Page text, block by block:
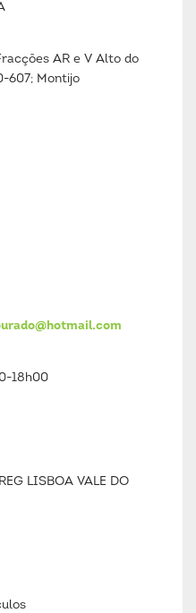
AR e V Alto do
607; Montijo
18h00
LISBOA VALE DO